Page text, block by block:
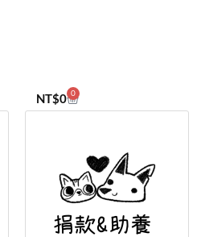
NT$0 0